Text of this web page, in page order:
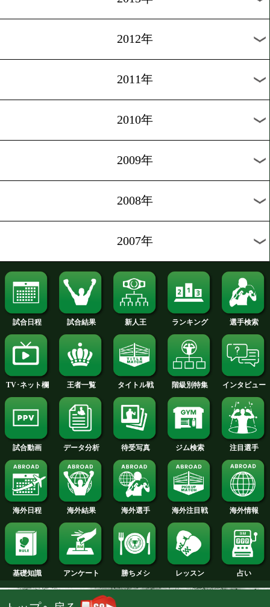
2020年
2019年
2017年
2015年
2014年
2013年
2012年
2011年
2010年